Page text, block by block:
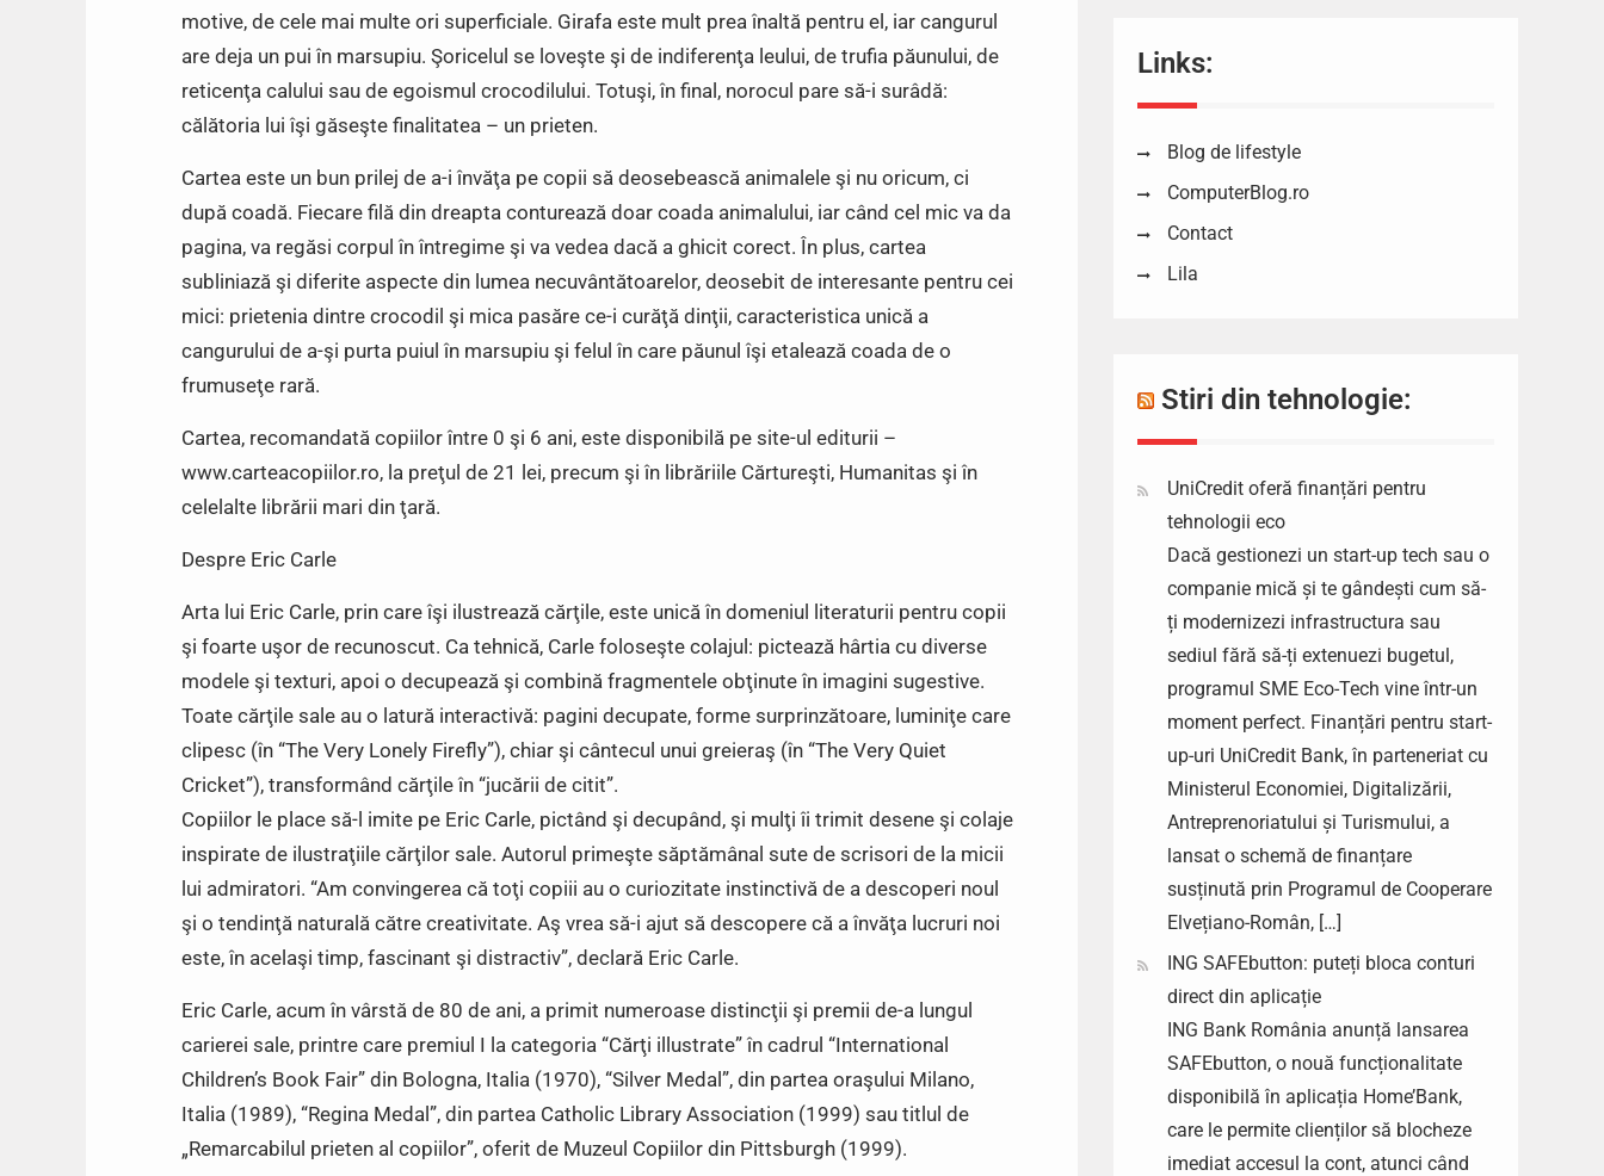
motive, de cele mai multe ori superficiale. Girafa este mult prea înaltă pentru el, iar cangurul
are deja un pui în marsupiu. Şoricelul se loveşte şi de indiferenţa leului, de trufia păunului, de
reticenţa calului sau de egoismul crocodilului. Totuşi, în final, norocul pare să-i surâdă:
călătoria lui îşi găseşte finalitatea – un prieten.
Cartea este un bun prilej de a-i învăţa pe copii să deosebească animalele şi nu oricum, ci
după coadă. Fiecare filă din dreapta conturează doar coada animalului, iar când cel mic va da
pagina, va regăsi corpul în întregime şi va vedea dacă a ghicit corect. În plus, cartea
subliniază şi diferite aspecte din lumea necuvântătoarelor, deosebit de interesante pentru cei
mici: prietenia dintre crocodil şi mica pasăre ce-i curăţă dinţii, caracteristica unică a
cangurului de a-şi purta puiul în marsupiu şi felul în care păunul îşi etalează coada de o
frumuseţe rară.
Cartea, recomandată copiilor între 0 şi 6 ani, este disponibilă pe site-ul editurii –
www.carteacopiilor.ro, la preţul de 21 lei, precum şi în librăriile Cărtureşti, Humanitas şi în
celelalte librării mari din ţară.
Despre Eric Carle
Arta lui Eric Carle, prin care îşi ilustrează cărţile, este unică în domeniul literaturii pentru copii
şi foarte uşor de recunoscut. Ca tehnică, Carle foloseşte colajul: pictează hârtia cu diverse
modele şi texturi, apoi o decupează şi combină fragmentele obţinute în imagini sugestive.
Toate cărţile sale au o latură interactivă: pagini decupate, forme surprinzătoare, luminiţe care
clipesc (în “The Very Lonely Firefly”), chiar şi cântecul unui greieraş (în “The Very Quiet
Cricket”), transformând cărţile în “jucării de citit”.
Copiilor le place să-l imite pe Eric Carle, pictând şi decupând, şi mulţi îi trimit desene şi colaje
inspirate de ilustraţiile cărţilor sale. Autorul primeşte săptămânal sute de scrisori de la micii
lui admiratori. “Am convingerea că toţi copiii au o curiozitate instinctivă de a descoperi noul
şi o tendinţă naturală către creativitate. Aş vrea să-i ajut să descopere că a învăţa lucruri noi
este, în acelaşi timp, fascinant şi distractiv”, declară Eric Carle.
Eric Carle, acum în vârstă de 80 de ani, a primit numeroase distincţii şi premii de-a lungul
carierei sale, printre care premiul I la categoria “Cărţi illustrate” în cadrul “International
Children’s Book Fair” din Bologna, Italia (1970), “Silver Medal”, din partea oraşului Milano,
Italia (1989), “Regina Medal”, din partea Catholic Library Association (1999) sau titlul de
„Remarcabilul prieten al copiilor”, oferit de Muzeul Copiilor din Pittsburgh (1999).
Links:
Blog de lifestyle
ComputerBlog.ro
Contact
Lila
Stiri din tehnologie:
UniCredit oferă finanțări pentru
tehnologii eco
Dacă gestionezi un start-up tech sau o
companie mică și te gândești cum să-
ți modernizezi infrastructura sau
sediul fără să-ți extenuezi bugetul,
programul SME Eco-Tech vine într-un
moment perfect. Finanțări pentru start-
up-uri UniCredit Bank, în parteneriat cu
Ministerul Economiei, Digitalizării,
Antreprenoriatului și Turismului, a
lansat o schemă de finanțare
susținută prin Programul de Cooperare
Elvețiano-Român, […]
ING SAFEbutton: puteți bloca conturi
direct din aplicație
ING Bank România anunță lansarea
SAFEbutton, o nouă funcționalitate
disponibilă în aplicația Home’Bank,
care le permite clienților să blocheze
imediat accesul la cont, atunci când